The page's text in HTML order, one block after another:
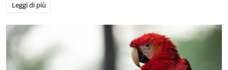
Leggi di più